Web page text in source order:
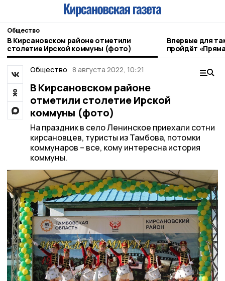
Общество
В Кирсановском районе отметили
столетие Ирской коммуны (фото)
Впервые для
пройдёт
Общество 8 августа 2022, 10:21
В Кирсановском районе
отметили столетие Ирской
коммуны (фото)
На праздник в село Ленинское приехали сотни
кирсановцев, туристы из Тамбова, потомки
коммунаров – все, кому интересна история
коммуны.